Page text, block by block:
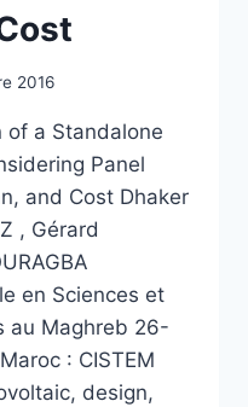
2016
of a Standalone
Panel
and Cost Dhaker
, Gérard
en Sciences et
au Maghreb 26-
: CISTEM
design,